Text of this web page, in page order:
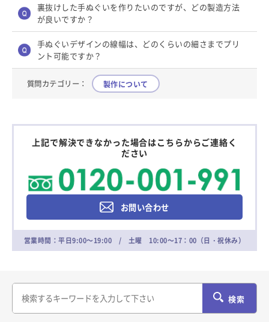
裏抜けした手ぬぐいを作りたいのですが、どの製造方法
が良いですか？
手ぬぐいデザインの線幅は、どのくらいの細さまでプリ
ント可能ですか？
質問カテゴリー： 製作について
上記で解決できなかった場合はこちらからご連絡く
ださい
お問い合わせ
営業時間：平日9:00～19:00 / 土曜 10:00～17：00（日・祝休み）
検索